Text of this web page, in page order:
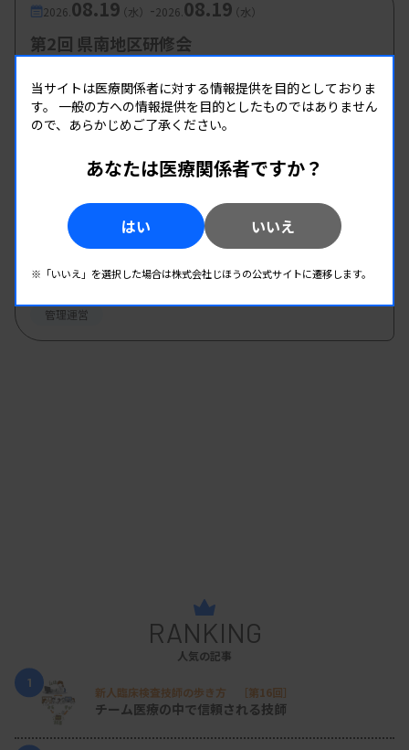
2026. 08.19（水） -2026. 08.19（水）
第2回 県南地区研修会
開催場所 : WEB
管理運営
08.20 08.20
第8回臨床検査技師のための キャリア形成 セミ
管理運営
RANKING
人気の記事
1
新人臨床検査技師の歩き方 ［第16回］
チーム医療の中で信頼される技師
当サイトは医療関係者に対する情報提供を目的としておりま
す。 一般の方への情報提供を目的としたものではありません
ので、あらかじめご了承ください。
あなたは医療関係者ですか？
はい いいえ
※「いいえ」を選択した場合は株式会社じほうの公式サイトに遷移します。